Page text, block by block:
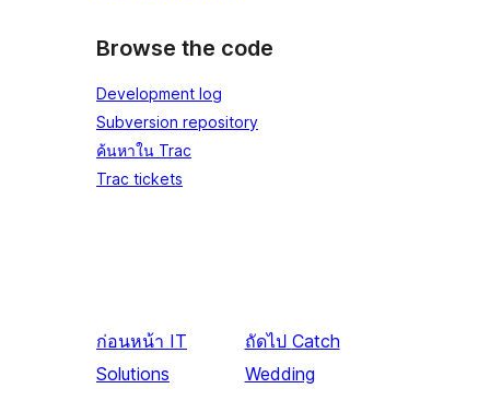
Browse the code
Development log
Subversion repository
ค้นหาใน Trac
Trac tickets
ก่อนหน้า IT
Solutions
ถัดไป Catch
Wedding